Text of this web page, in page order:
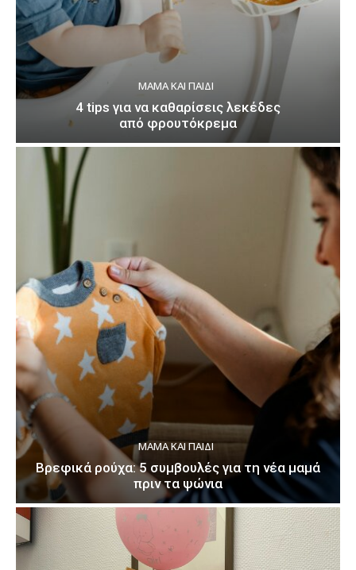
ΜΑΜΆ ΚΑΙ ΠΑΙΔΊ
4 tips για να καθαρίσεις λεκέδες
από φρουτόκρεμα
ΜΑΜΆ ΚΑΙ ΠΑΙΔΊ
Βρεφικά ρούχα: 5 συμβουλές για τη νέα μαμά
πριν τα ψώνια